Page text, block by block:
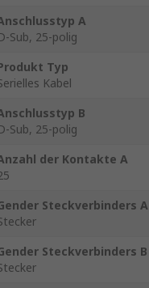
A
Sub, 25-polig
Typ
Kabel
B
Sub, 25-polig
der Kontakte A
Steckverbinders A
Steckverbinders B